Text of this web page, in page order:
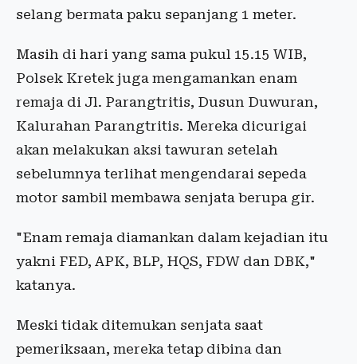
selang bermata paku sepanjang 1 meter.
Masih di hari yang sama pukul 15.15 WIB,
Polsek Kretek juga mengamankan enam
remaja di Jl. Parangtritis, Dusun Duwuran,
Kalurahan Parangtritis. Mereka dicurigai
akan melakukan aksi tawuran setelah
sebelumnya terlihat mengendarai sepeda
motor sambil membawa senjata berupa gir.
"Enam remaja diamankan dalam kejadian itu
yakni FED, APK, BLP, HQS, FDW dan DBK,"
katanya.
Meski tidak ditemukan senjata saat
pemeriksaan, mereka tetap dibina dan